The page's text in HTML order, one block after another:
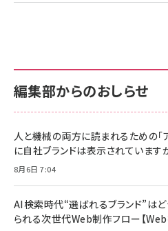
編集部からのおしらせ
人と機械の両方に読まれるための「
に自社ブランドは表示されています
8月6日 7:04
AI検索時代“選ばれるブランド”は
られる次世代Web制作フロー【